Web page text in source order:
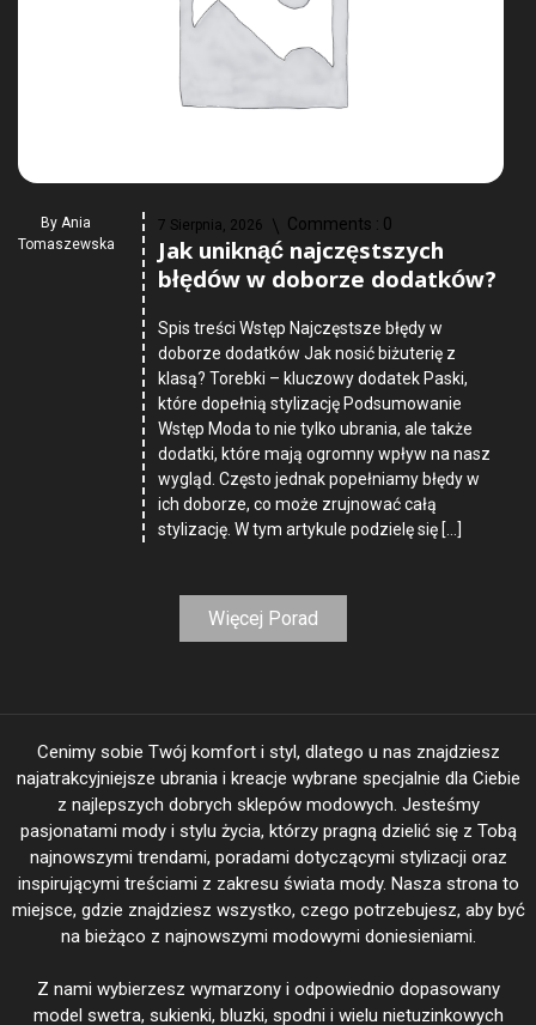
By Ania
Tomaszewska
7 Sierpnia, 2026 Comments : 0
Jak uniknąć najczęstszych
błędów w doborze dodatków?
Spis treści Wstęp Najczęstsze błędy w
doborze dodatków Jak nosić biżuterię z
klasą? Torebki – kluczowy dodatek Paski,
które dopełnią stylizację Podsumowanie
Wstęp Moda to nie tylko ubrania, ale także
dodatki, które mają ogromny wpływ na nasz
wygląd. Często jednak popełniamy błędy w
ich doborze, co może zrujnować całą
stylizację. W tym artykule podzielę się […]
Więcej Porad
Cenimy sobie Twój komfort i styl, dlatego u nas znajdziesz
najatrakcyjniejsze ubrania i kreacje wybrane specjalnie dla Ciebie
z najlepszych dobrych sklepów modowych. Jesteśmy
pasjonatami mody i stylu życia, którzy pragną dzielić się z Tobą
najnowszymi trendami, poradami dotyczącymi stylizacji oraz
inspirującymi treściami z zakresu świata mody. Nasza strona to
miejsce, gdzie znajdziesz wszystko, czego potrzebujesz, aby być
na bieżąco z najnowszymi modowymi doniesieniami.
Z nami wybierzesz wymarzony i odpowiednio dopasowany
model swetra, sukienki, bluzki, spodni i wielu nietuzinkowych